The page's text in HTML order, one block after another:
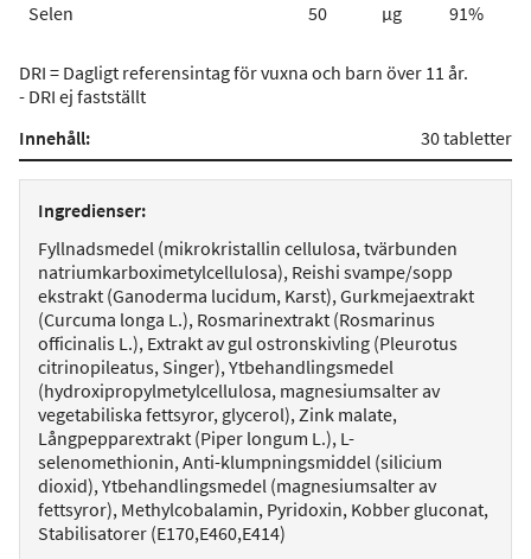
Selen
50 µg 91%
DRI = Dagligt referensintag för vuxna och barn över 11 år.
- DRI ej fastställt
Innehåll:
30 tabletter
Ingredienser:
Fyllnadsmedel (mikrokristallin cellulosa, tvärbunden
natriumkarboximetylcellulosa), Reishi svampe/sopp
ekstrakt (Ganoderma lucidum, Karst), Gurkmejaextrakt
(Curcuma longa L.), Rosmarinextrakt (Rosmarinus
officinalis L.), Extrakt av gul ostronskivling (Pleurotus
citrinopileatus, Singer), Ytbehandlingsmedel
(hydroxipropylmetylcellulosa, magnesiumsalter av
vegetabiliska fettsyror, glycerol), Zink malate,
Långpepparextrakt (Piper longum L.), L-
selenomethionin, Anti-klumpningsmiddel (silicium
dioxid), Ytbehandlingsmedel (magnesiumsalter av
fettsyror), Methylcobalamin, Pyridoxin, Kobber gluconat,
Stabilisatorer (E170,E460,E414)